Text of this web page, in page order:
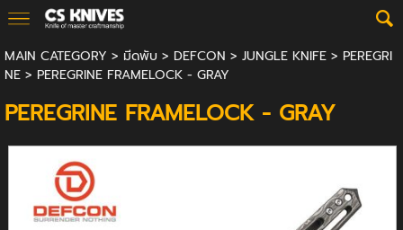
MAIN CATEGORY > มีดพับ > DEFCON > JUNGLE KNIFE> PEREGRI
NE> PEREGRINE FRAMELOCK - GRAY
PEREGRINE FRAMELOCK - GRAY